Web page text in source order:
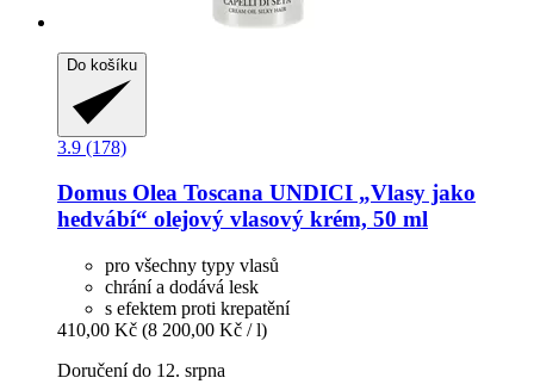
Do košíku
3.9 (178)
Domus Olea Toscana UNDICI „Vlasy jako
hedvábí“ olejový vlasový krém, 50 ml
pro všechny typy vlasů
chrání a dodává lesk
s efektem proti krepatění
410,00 Kč (8 200,00 Kč / l)
Doručení do 12. srpna